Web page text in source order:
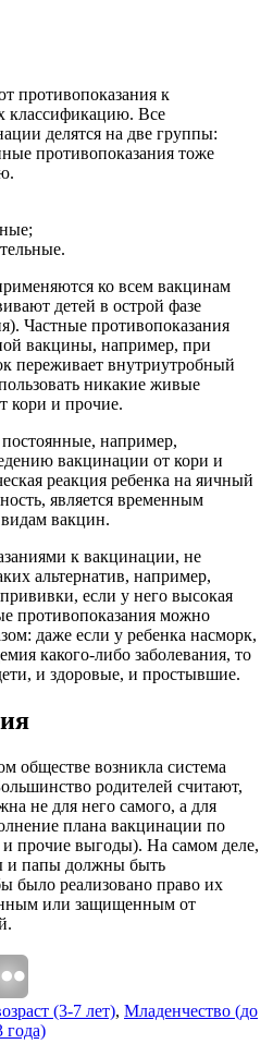
противопоказания к
классификацию. Все
делятся на две группы:
противопоказания тоже
ко всем вакцинам
детей в острой фазе
Частные противопоказания
вакцины, например, при
переживает внутриутробный
никакие живые
кори и прочие.
например,
вакцинации от кори и
реакция ребенка на яичный
является временным
вакцин.
к вакцинации, не
альтернатив, например,
если у него высокая
противопоказания можно
даже если у ребенка насморк,
какого-либо заболевания, то
и здоровые, и простывшие.
обществе возникла система
родителей считают,
не для него самого, а для
плана вакцинации по
прочие выгоды). На самом деле,
и папы должны быть
было реализовано право их
или защищенным от
(3-7 лет), Младенчество (до
года)